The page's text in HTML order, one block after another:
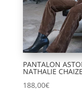
PANTALON
NATHALIE CHAIZE
188,00€